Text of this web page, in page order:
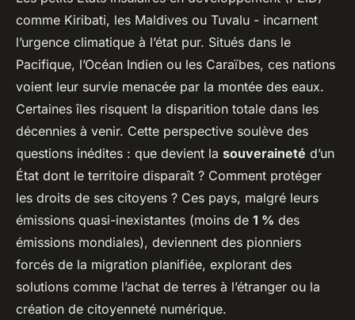
comme Kiribati, les Maldives ou Tuvalu - incarnent
l’urgence climatique à l’état pur. Situés dans le
Pacifique, l’Océan Indien ou les Caraïbes, ces nations
voient leur survie menacée par la montée des eaux.
Certaines îles risquent la disparition totale dans les
décennies à venir. Cette perspective soulève des
questions inédites : que devient la souveraineté d’un
État dont le territoire disparaît ? Comment protéger
les droits de ses citoyens ? Ces pays, malgré leurs
émissions quasi-inexistantes (moins de 1 % des
émissions mondiales), deviennent des pionniers
forcés de la migration planifiée, explorant des
solutions comme l’achat de terres à l’étranger ou la
création de citoyenneté numérique.